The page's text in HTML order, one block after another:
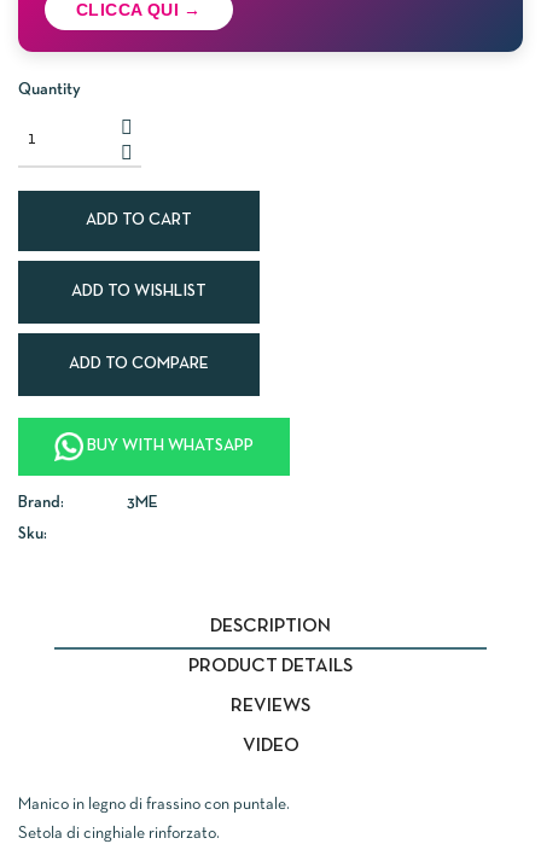
CLICCA QUI →
Quantity
ADD TO CART
ADD TO WISHLIST
ADD TO COMPARE
BUY WITH WHATSAPP
Brand:
3ME
Sku:
DESCRIPTION
PRODUCT DETAILS
REVIEWS
VIDEO
Manico in legno di frassino con puntale.
Setola di cinghiale rinforzato.